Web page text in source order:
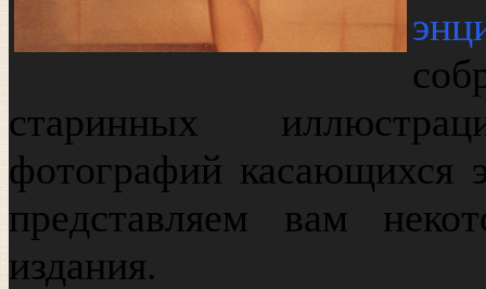
старинных
фотографий касающихся
представляем вам
издания.